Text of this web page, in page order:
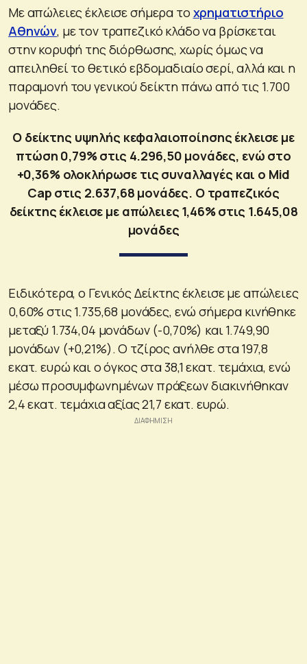
Με απώλειες έκλεισε σήμερα το χρηματιστήριο
Αθηνών, με τον τραπεζικό κλάδο να βρίσκεται
στην κορυφή της διόρθωσης, χωρίς όμως να
απειληθεί το θετικό εβδομαδιαίο σερί, αλλά και η
παραμονή του γενικού δείκτη πάνω από τις 1.700
μονάδες.
Ο δείκτης υψηλής κεφαλαιοποίησης έκλεισε με
πτώση 0,79% στις 4.296,50 μονάδες, ενώ στο
+0,36% ολοκλήρωσε τις συναλλαγές και ο Mid
Cap στις 2.637,68 μονάδες. Ο τραπεζικός
δείκτης έκλεισε με απώλειες 1,46% στις 1.645,08
μονάδες
Ειδικότερα, ο Γενικός Δείκτης έκλεισε με απώλειες
0,60% στις 1.735,68 μονάδες, ενώ σήμερα κινήθηκε
μεταξύ 1.734,04 μονάδων (-0,70%) και 1.749,90
μονάδων (+0,21%). Ο τζίρος ανήλθε στα 197,8
εκατ. ευρώ και ο όγκος στα 38,1 εκατ. τεμάχια, ενώ
μέσω προσυμφωνημένων πράξεων διακινήθηκαν
2,4 εκατ. τεμάχια αξίας 21,7 εκατ. ευρώ.